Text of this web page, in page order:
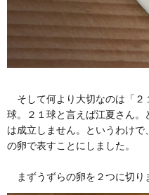
そして何より大切なのは「２
球。２１球と言えば江夏さん。
は成立しません。というわけ
の卵で表すことにしました。
まずうずらの卵を２つに切り